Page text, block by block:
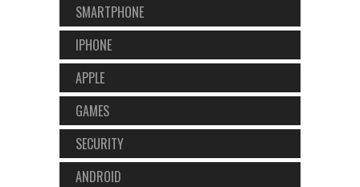
SMARTPHONE
IPHONE
APPLE
GAMES
SECURITY
ANDROID